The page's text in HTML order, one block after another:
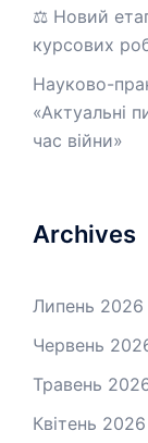
⚖️ Новий
курсових
Науково-
«Актуальні
час війни»
Archives
Липень 2026
Червень
Травень
Квітень 2026